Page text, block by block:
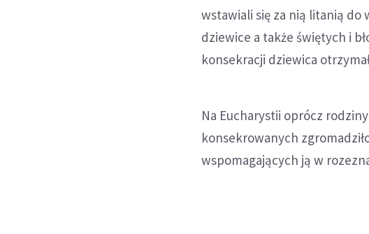
wstawiali się za nią litanią
dziewice a także świętych i
konsekracji dziewica
Na Eucharystii oprócz
konsekrowanych
wspomagających ją w